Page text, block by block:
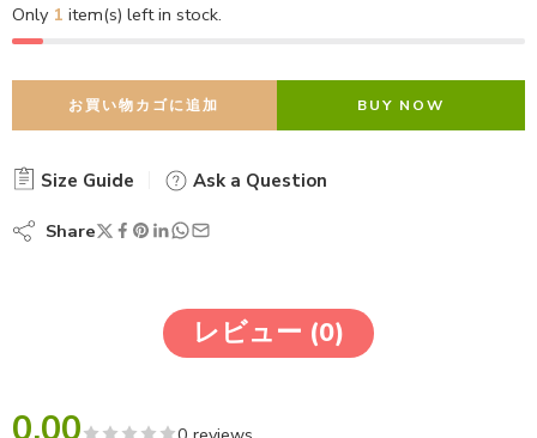
Only 1 item(s) left in stock.
お買い物カゴに追加 BUY NOW
Size Guide Ask a Question
Share
レビュー (0)